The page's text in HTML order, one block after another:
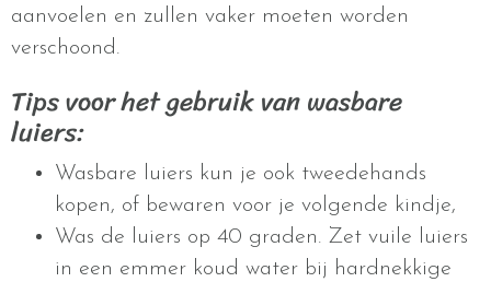
aanvoelen en zullen vaker moeten worden
verschoond.
Tips voor het gebruik van wasbare
luiers:
Wasbare luiers kun je ook tweedehands
kopen, of bewaren voor je volgende kindje,
Was de luiers op 40 graden. Zet vuile luiers
in een emmer koud water bij hardnekkige